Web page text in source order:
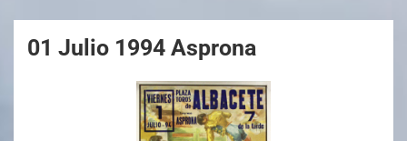
01 Julio 1994 Asprona